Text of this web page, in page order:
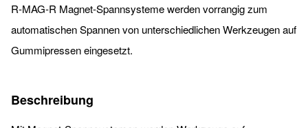
R-MAG-R Magnet-Spannsysteme werden vorrangig zum
automatischen Spannen von unterschiedlichen Werkzeugen auf
Gummipressen eingesetzt.
Beschreibung